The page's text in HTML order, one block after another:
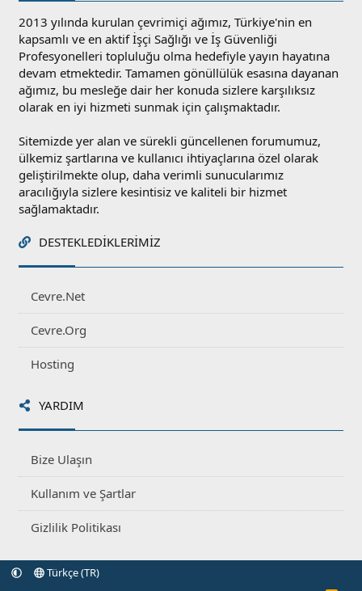
2013 yılında kurulan çevrimiçi ağımız, Türkiye'nin en
kapsamlı ve en aktif İşçi Sağlığı ve İş Güvenliği
Profesyonelleri topluluğu olma hedefiyle yayın hayatına
devam etmektedir. Tamamen gönüllülük esasına dayanan
ağımız, bu mesleğe dair her konuda sizlere karşılıksız
olarak en iyi hizmeti sunmak için çalışmaktadır.
Sitemizde yer alan ve sürekli güncellenen forumumuz,
ülkemiz şartlarına ve kullanıcı ihtiyaçlarına özel olarak
geliştirilmekte olup, daha verimli sunucularımız
aracılığıyla sizlere kesintisiz ve kaliteli bir hizmet
sağlamaktadır.
DESTEKLEDIKLERIMIZ
Cevre.Net
Cevre.Org
Hosting
YARDIM
Bize Ulaşın
Kullanım ve Şartlar
Gizlilik Politikası
Türkçe (TR)